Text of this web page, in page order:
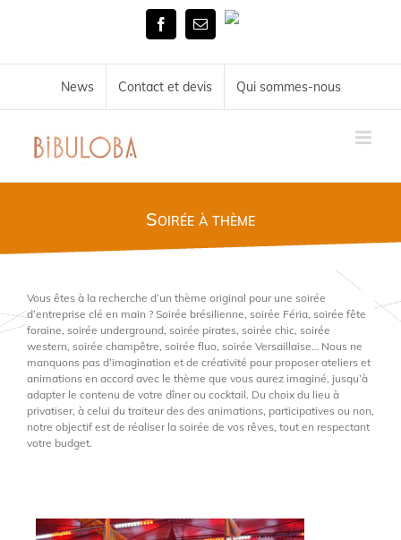
FacebookEmail
Tél.
News Contact et devis Qui sommes-nous
Soirée à thème
Vous êtes à la recherche d’un thème original pour une soirée
d’entreprise clé en main ? Soirée brésilienne, soirée Féria, soirée fête
foraine, soirée underground, soirée pirates, soirée chic, soirée
western, soirée champêtre, soirée fluo, soirée Versaillaise… Nous ne
manquons pas d’imagination et de créativité pour proposer ateliers et
animations en accord avec le thème que vous aurez imaginé, jusqu’à
adapter le contenu de votre dîner ou cocktail. Du choix du lieu à
privatiser, à celui du traiteur des des animations, participatives ou non,
notre objectif est de réaliser la soirée de vos rêves, tout en respectant
votre budget.